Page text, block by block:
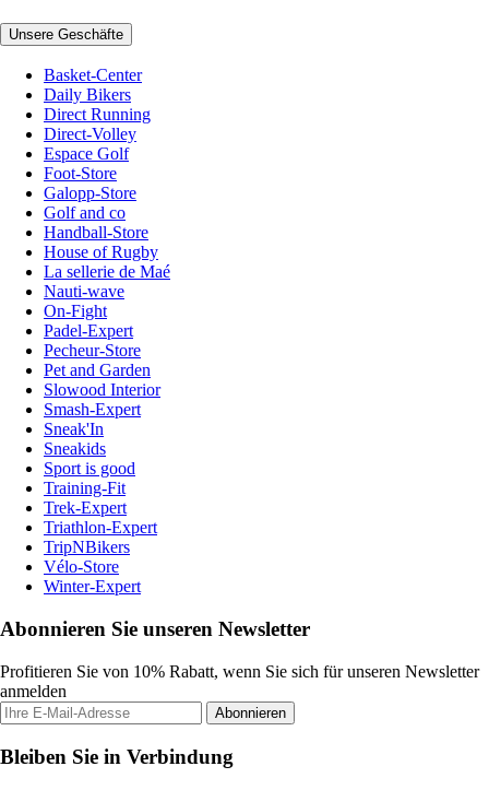
Unsere Geschäfte
Basket-Center
Daily Bikers
Direct Running
Direct-Volley
Espace Golf
Foot-Store
Galopp-Store
Golf and co
Handball-Store
House of Rugby
La sellerie de Maé
Nauti-wave
On-Fight
Padel-Expert
Pecheur-Store
Pet and Garden
Slowood Interior
Smash-Expert
Sneak'In
Sneakids
Sport is good
Training-Fit
Trek-Expert
Triathlon-Expert
TripNBikers
Vélo-Store
Winter-Expert
Abonnieren Sie unseren Newsletter
Profitieren Sie von 10% Rabatt, wenn Sie sich für unseren Newsletter
anmelden
Abonnieren
Bleiben Sie in Verbindung